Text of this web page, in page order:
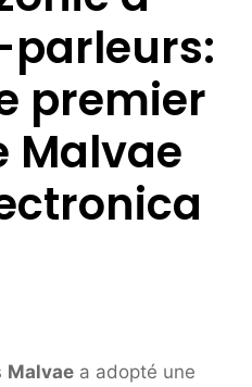
premier
Malvae
Malvae a adopté une